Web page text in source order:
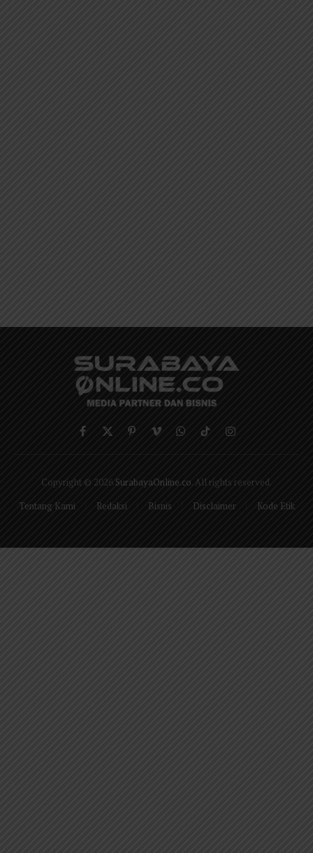
Facebook
X
PinterestVimeoWhatsApp
TikTokInstagram
Copyright © 2026 SurabayaOnline.co. All rights reserved.
Tentang Kami
Redaksi Bisnis Disclaimer Kode Etik